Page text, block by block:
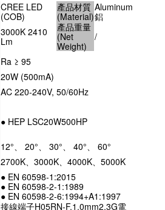
CREE LED
(COB)
產品材質
(Material)
Aluminum
鋁
3000K 2410
Lm
產品重量
(Net
Weight)
/
Ra ≥ 95
20W (500mA)
AC 220-240V, 50/60Hz
● HEP LSC20W500HP
12°、 20°、 30°、 40°、 60°
2700K、3000K、4000K、5000K
● EN 60598-1:2015
● EN 60598-2-1:1989
● EN 60598-2-6:1994+A1:1997
接線端子H05RN-F,1.0mm2,3G電